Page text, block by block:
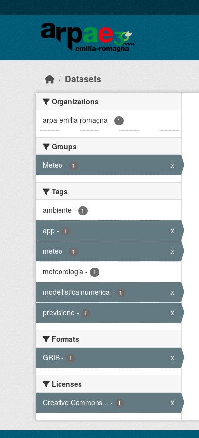
Datasets
Organizations
arpa-emilia-romagna - 1
Groups
Meteo - 1 x
Tags
ambiente - 1
app - 1 x
meteo - 1 x
meteorologia - 1
modellistica numerica - 1 x
previsione - 1 x
Formats
GRIB - 1 x
Licenses
Creative Commons... - 1 x